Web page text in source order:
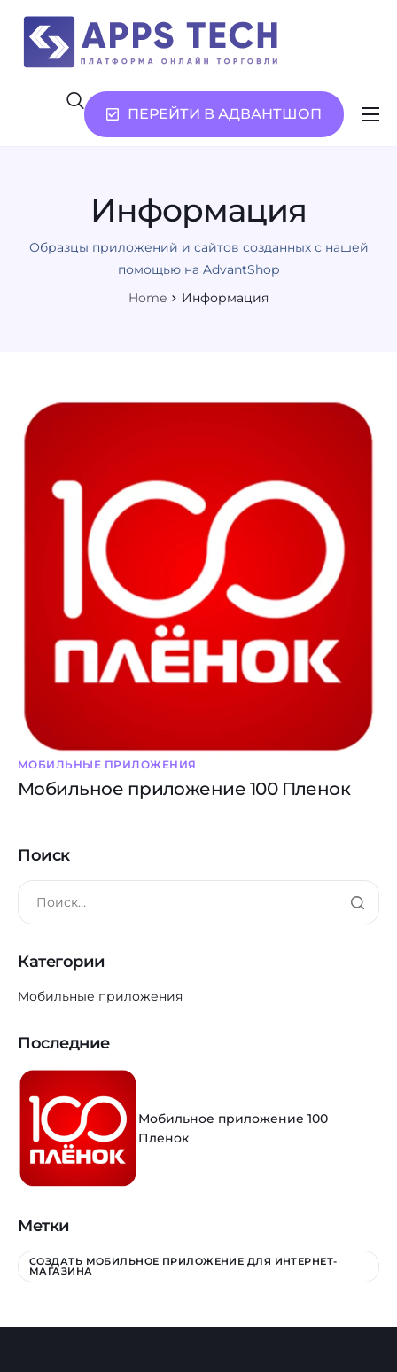
Возможности
Контакты
ПЕРЕЙТИ В АДВАНТШОП
Информация
Образцы приложений и сайтов созданных с нашей
помощью на AdvantShop
Home
Информация
МОБИЛЬНЫЕ ПРИЛОЖЕНИЯ
Мобильное приложение 100 Пленок
Поиск
Категории
Мобильные приложения
Последние
Мобильное приложение 100
Пленок
Метки
СОЗДАТЬ МОБИЛЬНОЕ ПРИЛОЖЕНИЕ ДЛЯ ИНТЕРНЕТ-
МАГАЗИНА